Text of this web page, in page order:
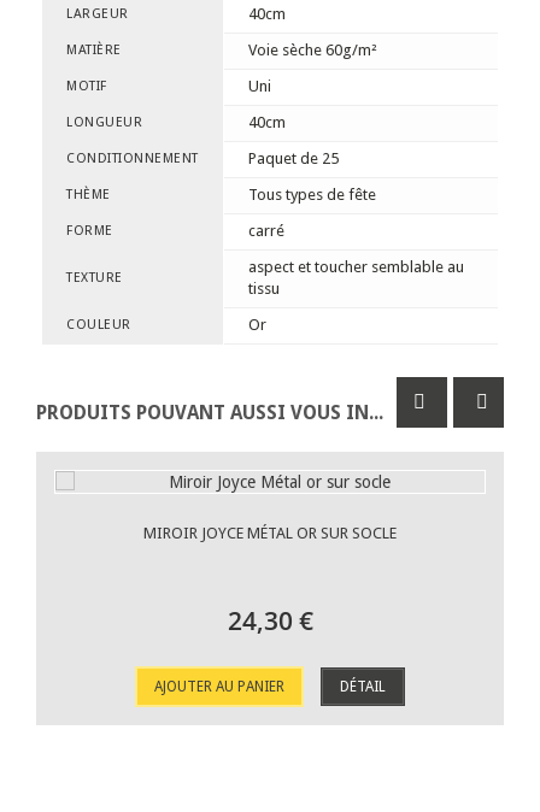
LARGEUR 40cm
MATIÈRE Voie sèche 60g/m²
MOTIF Uni
LONGUEUR 40cm
CONDITIONNEMENT Paquet de 25
THÈME Tous types de fête
FORME carré
TEXTURE
aspect et toucher semblable au
tissu
COULEUR Or
PRODUITS POUVANT AUSSI VOUS INTÉRESSER
MIROIR JOYCE MÉTAL OR SUR SOCLE
24,30 €
AJOUTER AU PANIER DÉTAIL